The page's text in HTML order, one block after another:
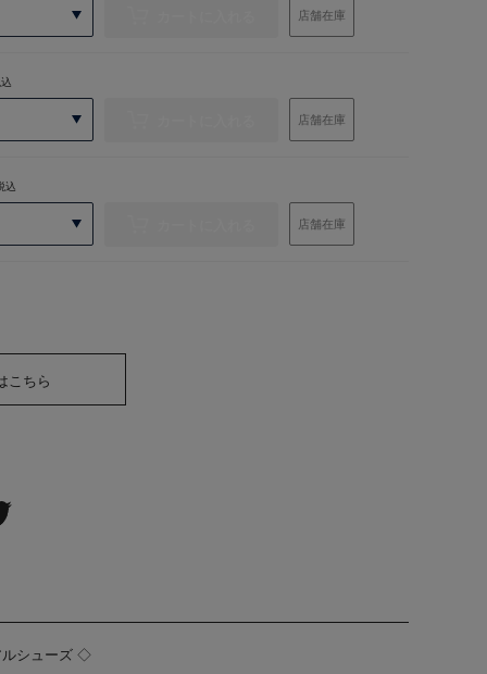
店舗在庫
店舗在庫
込
店舗在庫
シューズ ◇
こちら